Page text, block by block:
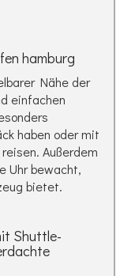
hamburg
Nähe der
einfachen
haben oder mit
Außerdem
Uhr bewacht,
bietet.
Shuttle-